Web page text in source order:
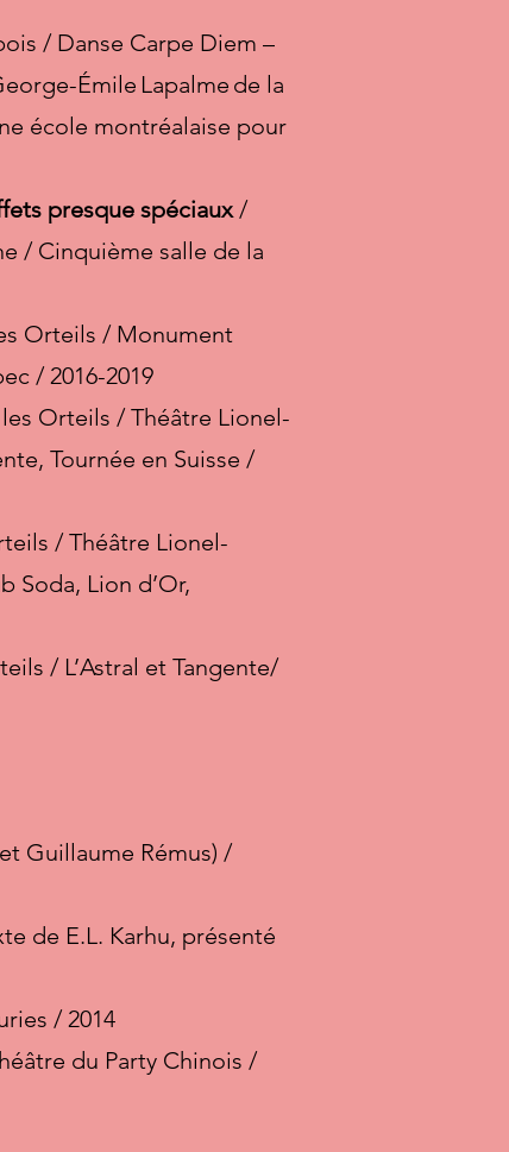
/ Danse Carpe Diem –
Émile Lapalme de la
école montréalaise pour
presque spéciaux/
/ Cinquième salle de la
Orteils / Monument
/ 2016-2019
Orteils / Théâtre Lionel-
Tournée en Suisse /
/ Théâtre Lionel-
Soda, Lion d’Or,
/ L’Astral et Tangente/
Guillaume Rémus) /
de E.L. Karhu, présenté
/ 2014
du Party Chinois /